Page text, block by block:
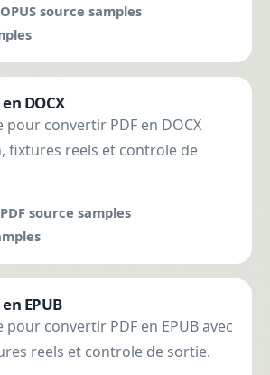
OPUS source samples
DOCX
convertir PDF en DOCX
fixtures reels et controle de
PDF source samples
EPUB
convertir PDF en EPUB avec
reels et controle de sortie.